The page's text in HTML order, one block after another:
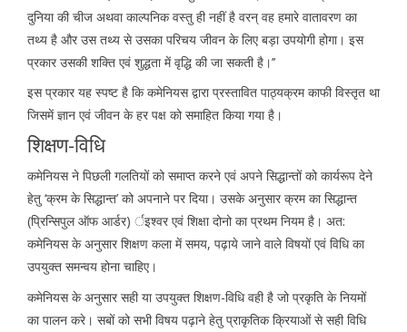
दुनिया की चीज अथवा काल्पनिक वस्तु ही नहीं है वरन् वह हमारे वातावरण का
तथ्य है और उस तथ्य से उसका परिचय जीवन के लिए बड़ा उपयोगी होगा। इस
प्रकार उसकी शक्ति एवं शुद्धता में वृद्धि की जा सकती है।’’
इस प्रकार यह स्पष्ट है कि कमेनियस द्वारा प्रस्तावित पाठ्यक्रम काफी विस्तृत था
जिसमें ज्ञान एवं जीवन के हर पक्ष को समाहित किया गया है।
शिक्षण-विधि
कमेनियस ने पिछली गलतियों को समाप्त करने एवं अपने सिद्धान्तों को कार्यरूप देने
हेतु ‘क्रम के सिद्धान्त’ को अपनाने पर दिया। उसके अनुसार क्रम का सिद्धान्त
(प्रिन्सिपुल ऑफ आर्डर) र्इश्वर एवं शिक्षा दोनो का प्रथम नियम है। अत:
कमेनियस के अनुसार शिक्षण कला में समय, पढ़ाये जाने वाले विषयों एवं विधि का
उपयुक्त समन्वय होना चाहिए।
कमेनियस के अनुसार सही या उपयुक्त शिक्षण-विधि वही है जो प्रकृति के नियमों
का पालन करे। सबों को सभी विषय पढ़ाने हेतु प्राकृतिक क्रियाओं से सही विधि